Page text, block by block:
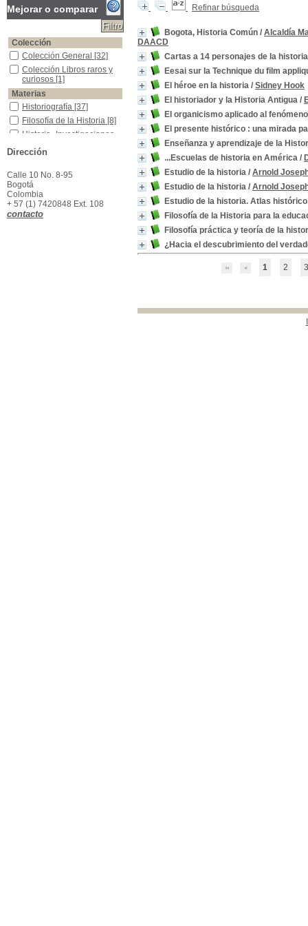
Refinar búsqueda
Bogota, Historia Común / Alcaldía
DAACD
Cartas a 14 personajes de la historia
Eesai sur la Technique du film
El héroe en la historia / Sidney Hook
El historiador y la Historia Antigua /
El organicismo aplicado al
El presente histórico : una mirada
Enseñanza y aprendizaje de la
...Escuelas de historia en América /
Estudio de la historia / Arnold
Estudio de la historia / Arnold
Estudio de la historia. Atlas histórico
Filosofía de la Historia para la
Filosofía práctica y teoría de la
¿Hacia el descubrimiento del
1 2 3
Mejorar o comparar
Colección
Colección General
Colección General [32]
Colección Libros raros y curiosos
Colección Libros raros y
curiosos [1]
Materias
Historiografía
Historiografía [37]
Filosofía de la Historia
Filosofía de la Historia [8]
Historia -Investigaciones
Historia -Investigaciones
Historia -Historiografía
Historia -Historiografía
Civilización
Civilización[3]
HéroesHéroes
Historia
Historia
Historia -Metodología
Historia -Metodología
Dirección
Calle 10 No. 8-95
Bogotá
Colombia
+ 57 (1) 7420848 Ext. 108
contacto